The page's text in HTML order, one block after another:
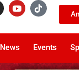
News Events